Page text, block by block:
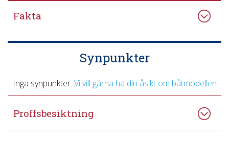
Fakta
Synpunkter
Inga synpunkter. Vi vill gärna ha din åsikt om båtmodellen
Proffsbesiktning